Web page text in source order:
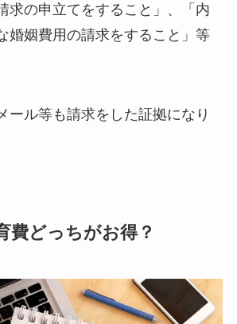
求の申立てをすること」、「内
婚姻費用の請求をすること」等
ール等も請求をした証拠になり
費どっちがお得？